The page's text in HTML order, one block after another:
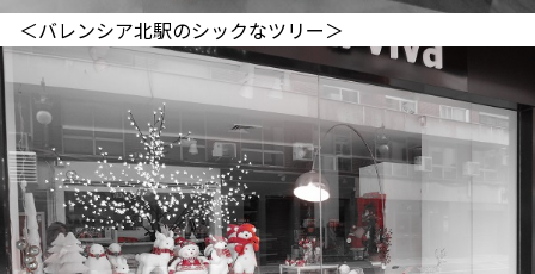
＜バレンシア北駅のシックなツリー＞